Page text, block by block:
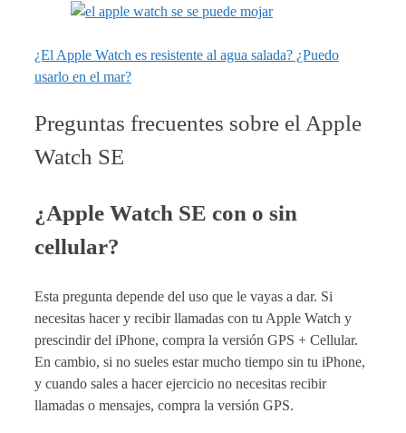
¿El Apple Watch es resistente al agua salada? ¿Puedo
usarlo en el mar?
Preguntas frecuentes sobre el Apple
Watch SE
¿Apple Watch SE con o sin
cellular?
Esta pregunta depende del uso que le vayas a dar. Si
necesitas hacer y recibir llamadas con tu Apple Watch y
prescindir del iPhone, compra la versión GPS + Cellular.
En cambio, si no sueles estar mucho tiempo sin tu iPhone,
y cuando sales a hacer ejercicio no necesitas recibir
llamadas o mensajes, compra la versión GPS.